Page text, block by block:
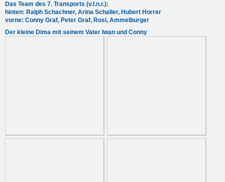
Das Team des 7. Transports (v.l.n.r.):
hinten: Ralph Schachner, Arina Schaller, Hubert Horrer
vorne: Conny Graf, Peter Graf, Rosi, Ammelburger
Der kleine Dima mit seinem Vater Iwan und Conny